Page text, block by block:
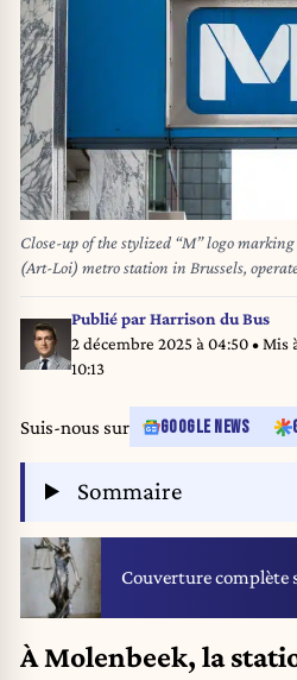
Close-up of the stylized “M” logo
(Art-Loi) metro station in Brussels,
highlights the iconic branding of the city’s
visual reference for urban public transport
Belgium 30 NOV 2025 Photo Werner
Publié parHarrison du Bus
2 décembre 2025 à 04:50• Mis
10:13
Suis-nous sur GOOGLE NEWS
Sommaire
Couverture complète
À Molenbeek, la